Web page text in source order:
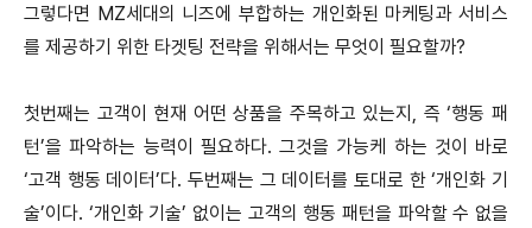
그렇다면 MZ세대의 니즈에 부합하는 개인화된 마케팅과 서비스
를 제공하기 위한 타겟팅 전략을 위해서는 무엇이 필요할까?
첫번째는 고객이 현재 어떤 상품을 주목하고 있는지, 즉 ‘행동 패
턴’을 파악하는 능력이 필요하다. 그것을 가능케 하는 것이 바로
‘고객 행동 데이터’다. 두번째는 그 데이터를 토대로 한 ‘개인화 기
술’이다. ‘개인화 기술’ 없이는 고객의 행동 패턴을 파악할 수 없을